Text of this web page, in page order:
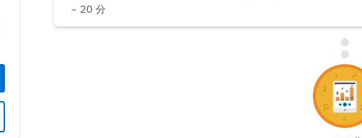
~ 20 分